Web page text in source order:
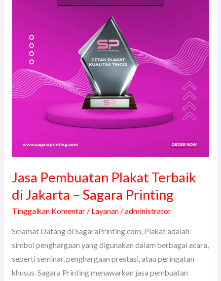
Jasa Pembuatan Plakat Terbaik
di Jakarta – Sagara Printing
Tinggalkan Komentar/ Layanan/administrator
Selamat Datang di SagaraPrinting.com, Plakat adalah
simbol penghargaan yang digunakan dalam berbagai acara,
seperti seminar, penghargaan prestasi, atau peringatan
khusus. Sagara Printing menawarkan jasa pembuatan
Jakarta
Sagara
Printing